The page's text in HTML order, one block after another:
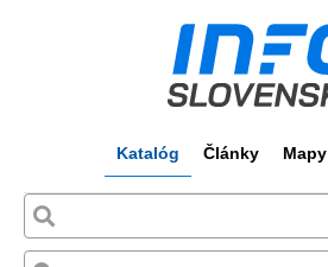
Katalóg Články Mapy